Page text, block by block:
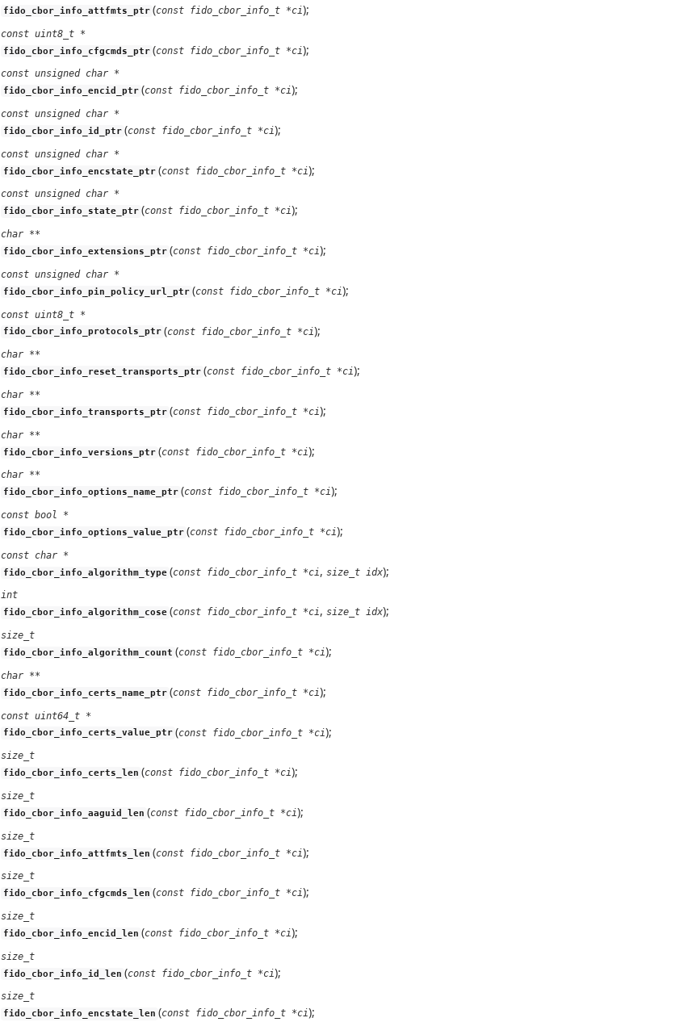
fido_cbor_info_attfmts_ptr (const fido_cbor_info_t *ci);
const uint8_t *
fido_cbor_info_cfgcmds_ptr (const fido_cbor_info_t *ci);
const unsigned char *
fido_cbor_info_encid_ptr (const fido_cbor_info_t *ci);
const unsigned char *
fido_cbor_info_id_ptr (const fido_cbor_info_t *ci);
const unsigned char *
fido_cbor_info_encstate_ptr (const fido_cbor_info_t *ci);
const unsigned char *
fido_cbor_info_state_ptr (const fido_cbor_info_t *ci);
char **
fido_cbor_info_extensions_ptr (const fido_cbor_info_t *ci);
const unsigned char *
fido_cbor_info_pin_policy_url_ptr (const fido_cbor_info_t *ci);
const uint8_t *
fido_cbor_info_protocols_ptr (const fido_cbor_info_t *ci);
char **
fido_cbor_info_reset_transports_ptr (const fido_cbor_info_t *ci);
char **
fido_cbor_info_transports_ptr (const fido_cbor_info_t *ci);
char **
fido_cbor_info_versions_ptr (const fido_cbor_info_t *ci);
char **
fido_cbor_info_options_name_ptr (const fido_cbor_info_t *ci);
const bool *
fido_cbor_info_options_value_ptr (const fido_cbor_info_t *ci);
const char *
fido_cbor_info_algorithm_type (const fido_cbor_info_t *ci, size_t idx);
int
fido_cbor_info_algorithm_cose (const fido_cbor_info_t *ci, size_t idx);
size_t
fido_cbor_info_algorithm_count (const fido_cbor_info_t *ci);
char **
fido_cbor_info_certs_name_ptr (const fido_cbor_info_t *ci);
const uint64_t *
fido_cbor_info_certs_value_ptr (const fido_cbor_info_t *ci);
size_t
fido_cbor_info_certs_len (const fido_cbor_info_t *ci);
size_t
fido_cbor_info_aaguid_len (const fido_cbor_info_t *ci);
size_t
fido_cbor_info_attfmts_len (const fido_cbor_info_t *ci);
size_t
fido_cbor_info_cfgcmds_len (const fido_cbor_info_t *ci);
size_t
fido_cbor_info_encid_len (const fido_cbor_info_t *ci);
size_t
fido_cbor_info_id_len (const fido_cbor_info_t *ci);
size_t
fido_cbor_info_encstate_len (const fido_cbor_info_t *ci);